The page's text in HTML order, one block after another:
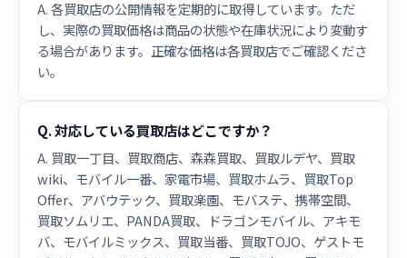
A. 各買取店の公開情報を定期的に取得しています。ただ
し、実際の買取価格は商品の状態や在庫状況により変動す
る場合があります。正確な価格は各買取店でご確認くださ
い。
Q. 対応している買取店はどこですか？
A. 買取一丁目、買取商店、森森買取、買取ルデヤ、買取
wiki、モバイル一番、家電市場、買取ホムラ、買取Top
Offer、アバウテック、買取楽園、モバステ、携帯空間、
買取ソムリエ、PANDA買取、ドラゴンモバイル、アキモ
バ、モバイルミックス、買取当番、買取TOJO、ゲストモ